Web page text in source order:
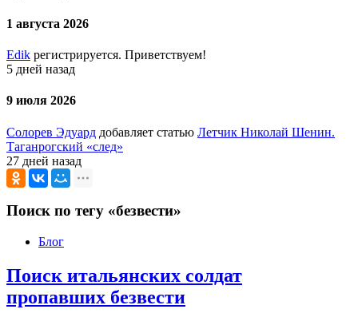
1 августа 2026
Edik регистрируется. Приветствуем!
5 дней назад
9 июля 2026
Солорев Эдуард добавляет статью Летчик Николай Шенин.
Таганрогский «след»
27 дней назад
Поиск по тегу «безвести»
Блог
Поиск итальянских солдат
пропавших безвести